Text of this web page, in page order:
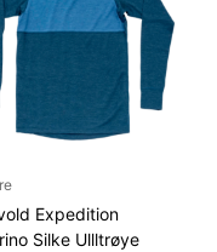
Expedition
Silke Ullltrøye